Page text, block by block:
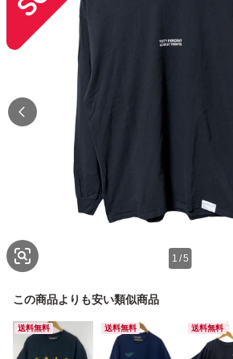
1 /5
この商品よりも安い類似商品
送料無料 送料無料 送料無料